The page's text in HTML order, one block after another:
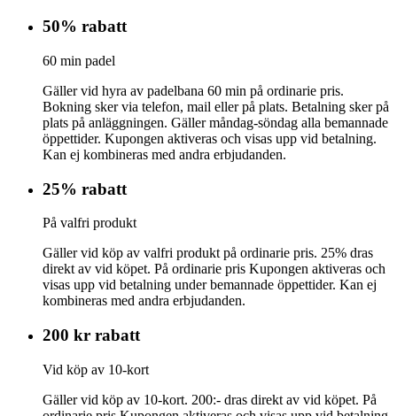
50% rabatt
60 min padel
Gäller vid hyra av padelbana 60 min på ordinarie pris.
Bokning sker via telefon, mail eller på plats. Betalning sker på
plats på anläggningen. Gäller måndag-söndag alla bemannade
öppettider. Kupongen aktiveras och visas upp vid betalning.
Kan ej kombineras med andra erbjudanden.
25% rabatt
På valfri produkt
Gäller vid köp av valfri produkt på ordinarie pris. 25% dras
direkt av vid köpet. På ordinarie pris Kupongen aktiveras och
visas upp vid betalning under bemannade öppettider. Kan ej
kombineras med andra erbjudanden.
200 kr rabatt
Vid köp av 10-kort
Gäller vid köp av 10-kort. 200:- dras direkt av vid köpet. På